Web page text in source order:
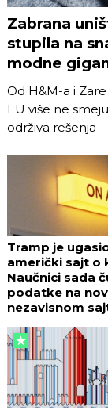
Zabrana
stupila na
modne
Od H&M-a i
EU više ne
održiva rešenja
Tramp je
američki sajt o
Naučnici sada
podatke na
nezavisnom